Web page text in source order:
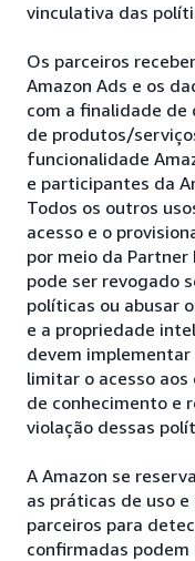
vinculativa das
Os parceiros
Amazon Ads e os
com a finalidade de
de produtos/
funcionalidade
e participantes da
Todos os outros
acesso e o
por meio da
pode ser revogado
políticas ou abusar
e a propriedade
devem
limitar o acesso aos
de conhecimento e
violação dessas
A Amazon se
as práticas de uso
parceiros para
confirmadas